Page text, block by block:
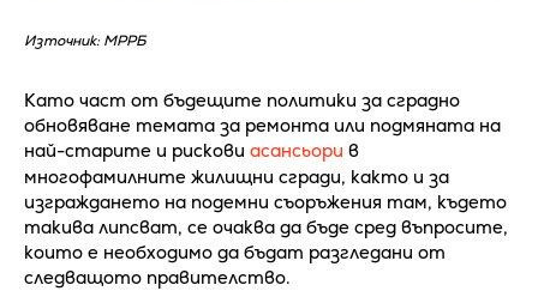
Източник: МРРБ
Като част от бъдещите политики за сградно
обновяване темата за ремонта или подмяната на
най-старите и рискови асансьори в
многофамилните жилищни сгради, както и за
изграждането на подемни съоръжения там, където
такива липсват, се очаква да бъде сред въпросите,
които е необходимо да бъдат разгледани от
следващото правителство.